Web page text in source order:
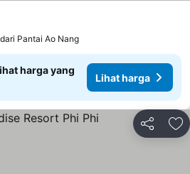
Pantai Ao Nang
harga yang
Lihat harga
Bagikan